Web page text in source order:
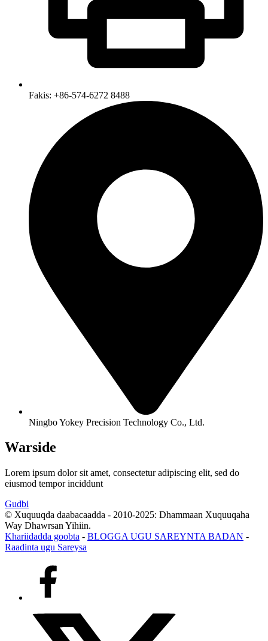
Fakis: +86-574-6272 8488
Ningbo Yokey Precision Technology Co., Ltd.
Warside
Lorem ipsum dolor sit amet, consectetur adipiscing elit, sed do
eiusmod tempor inciddunt
Gudbi
© Xuquuqda daabacaadda - 2010-2025: Dhammaan Xuquuqaha
Way Dhawrsan Yihiin.
Khariidadda goobta - BLOGGA UGU SAREYNTA BADAN -
Raadinta ugu Sareysa